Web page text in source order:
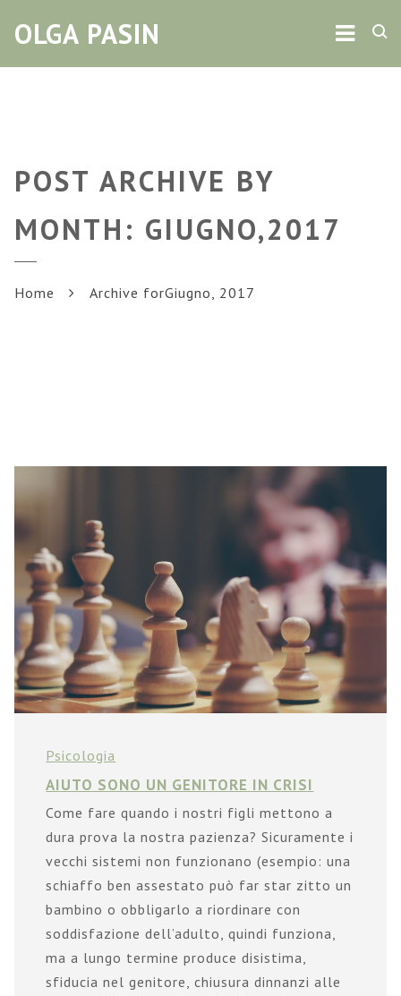
OLGA PASIN
POST ARCHIVE BY
MONTH: GIUGNO,2017
Home Archive forGiugno, 2017
Psicologia
AIUTO SONO UN GENITORE IN CRISI
Come fare quando i nostri figli mettono a
dura prova la nostra pazienza? Sicuramente i
vecchi sistemi non funzionano (esempio: una
schiaffo ben assestato può far star zitto un
bambino o obbligarlo a riordinare con
soddisfazione dell’adulto, quindi funziona,
ma a lungo termine produce disistima,
sfiducia nel genitore, chiusura dinnanzi alle